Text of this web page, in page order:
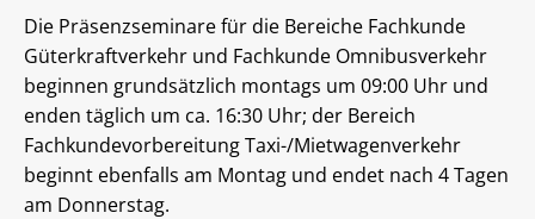
Die Präsenzseminare für die Bereiche Fachkunde
Güterkraftverkehr und Fachkunde Omnibusverkehr
beginnen grundsätzlich montags um 09:00 Uhr und
enden täglich um ca. 16:30 Uhr; der Bereich
Fachkundevorbereitung Taxi-/Mietwagenverkehr
beginnt ebenfalls am Montag und endet nach 4 Tagen
am Donnerstag.